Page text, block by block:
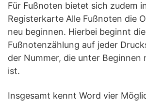
Für Fußnoten bietet sich zudem
Registerkarte Alle Fußnoten die
neu beginnen. Hierbei beginnt die
Fußnotenzählung auf jeder
der Nummer, die unter Beginnen
ist.
Insgesamt kennt Word vier